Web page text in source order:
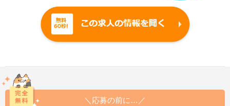
＼応募の前に…／